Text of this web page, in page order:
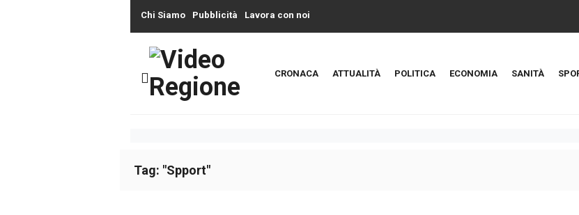
Chi Siamo Pubblicità Lavora con noi
CRONACA ATTUALITÀ POLITICA ECONOMIA SANITÀ
Tag: "Spport"